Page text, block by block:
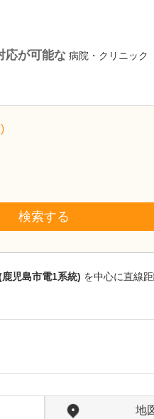
応が可能な 病院・クリニック
検索する
児島市電1系統) を中心に直線
地
千葉県千葉市
真清クリニッ
受けられる
いかもしれ
し実際には